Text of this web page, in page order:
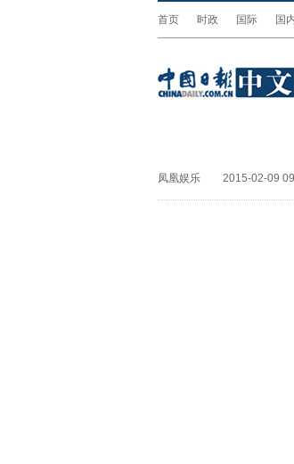
首页 时政 国际 国
凤凰娱乐 2015-02-09